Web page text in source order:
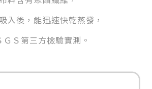
入後，能迅速快乾蒸發，
ＧＳ第三方檢驗實測。